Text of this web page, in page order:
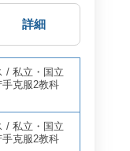
詳細
/私立・国立
克服2教科
/私立・国立
克服2教科